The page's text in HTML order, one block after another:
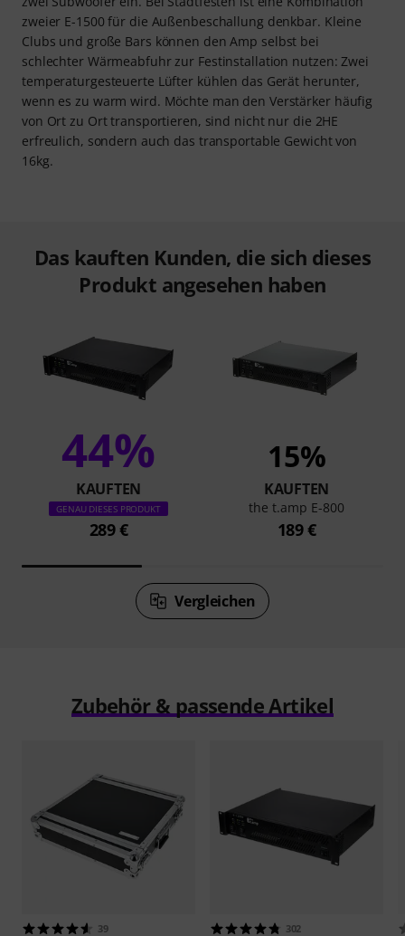
zweier E-1500 für die Außenbeschallung denkbar. Kleine
Clubs und große Bars können den Amp selbst bei
schlechter Wärmeabfuhr zur Festinstallation nutzen: Zwei
temperaturgesteuerte Lüfter kühlen das Gerät herunter,
wenn es zu warm wird. Möchte man den Verstärker häufig
von Ort zu Ort transportieren, sind nicht nur die 2HE
erfreulich, sondern auch das transportable Gewicht von
16kg.
Das kauften Kunden, die sich dieses
Produkt angesehen haben
44%
KAUFTEN
GENAU DIESES PRODUKT
289 €
15%
KAUFTEN
the t.amp E-800
189 €
Vergleichen
Zubehör & passende Artikel
39 302